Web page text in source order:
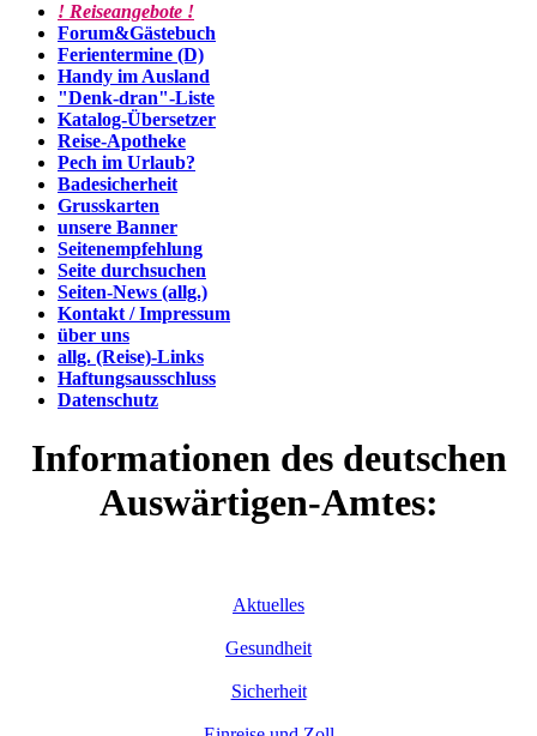
! Reiseangebote !
Forum&Gästebuch
Ferientermine (D)
Handy im Ausland
"Denk-dran"-Liste
Katalog-Übersetzer
Reise-Apotheke
Pech im Urlaub?
Badesicherheit
Grusskarten
unsere Banner
Seitenempfehlung
Seite durchsuchen
Seiten-News (allg.)
Kontakt / Impressum
über uns
allg. (Reise)-Links
Haftungsausschluss
Datenschutz
Informationen des deutschen
Auswärtigen-Amtes:
Aktuelles
Gesundheit
Sicherheit